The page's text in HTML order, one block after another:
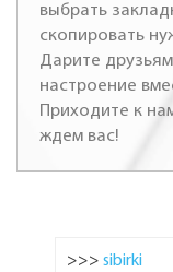
выбрать
скопировать
Дарите
настроение
Приходите к
ждем вас!
>>> sibirki